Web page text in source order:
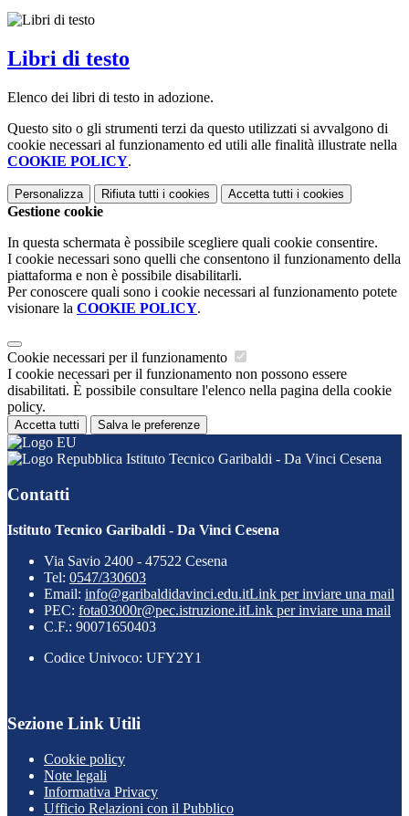
Libri di testo
Elenco dei libri di testo in adozione.
Questo sito o gli strumenti terzi da questo utilizzati si avvalgono di
cookie necessari al funzionamento ed utili alle finalità illustrate nella
COOKIE POLICY.
Personalizza Rifiuta tutti i cookies Accetta tutti i cookies
Gestione cookie
In questa schermata è possibile scegliere quali cookie consentire.
I cookie necessari sono quelli che consentono il funzionamento della
piattaforma e non è possibile disabilitarli.
Per conoscere quali sono i cookie necessari al funzionamento potete
visionare la COOKIE POLICY.
Cookie necessari per il funzionamento
I cookie necessari per il funzionamento non possono essere
disabilitati. È possibile consultare l'elenco nella pagina della cookie
policy.
Accetta tutti Salva le preferenze
Istituto Tecnico Garibaldi - Da Vinci Cesena
Contatti
Istituto Tecnico Garibaldi - Da Vinci Cesena
Via Savio 2400 - 47522 Cesena
Tel: 0547/330603
Email: info@garibaldidavinci.edu.itLink per inviare una mail
PEC: fota03000r@pec.istruzione.itLink per inviare una mail
C.F.: 90071650403
Codice Univoco: UFY2Y1
Sezione Link Utili
Cookie policy
Note legali
Informativa Privacy
Ufficio Relazioni con il Pubblico